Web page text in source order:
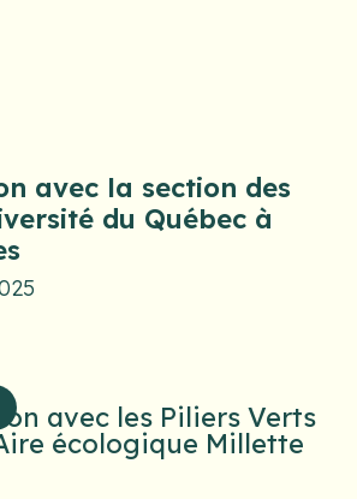
avec la section des
du Québec à